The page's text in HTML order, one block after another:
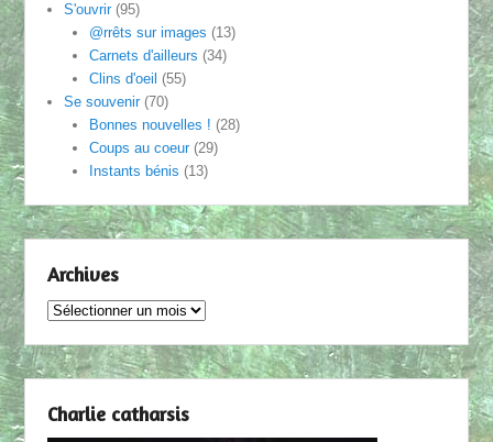
S'ouvrir(95)
@rrêts sur images (13)
Carnets d'ailleurs (34)
Clins d'oeil (55)
Se souvenir(70)
Bonnes nouvelles ! (28)
Coups au coeur(29)
Instants bénis (13)
Archives
Archives
Charlie catharsis